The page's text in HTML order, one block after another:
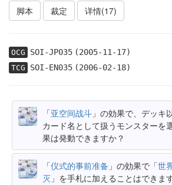
脚本
裁定 详情(17)
OCG SOI-JP035(2005-11-17)
TCG SOI-EN035(2006-02-18)
「亚空间战斗 」の効果で、デッキ
カード名として扱うモンスターを
果は発動できますか？
「仪式的事前准备 」の効果で「世
灭 」を手札に加えることはできま